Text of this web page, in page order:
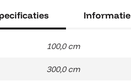
Informatie
100,0 cm
300,0 cm